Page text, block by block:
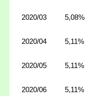
2020/03 5,08%
2020/04 5,11%
2020/05 5,11%
2020/06 5,11%